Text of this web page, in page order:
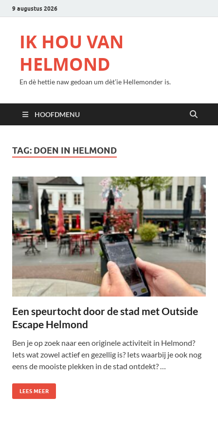
9 augustus 2026
IK HOU VAN
HELMOND
En dè hettie naw gedoan um dèt’ie Hellemonder is.
HOOFDMENU
TAG: DOEN IN HELMOND
Een speurtocht door de stad met Outside
Escape Helmond
Ben je op zoek naar een originele activiteit in Helmond?
Iets wat zowel actief en gezellig is? Iets waarbij je ook nog
eens de mooiste plekken in de stad ontdekt? …
LEES MEER